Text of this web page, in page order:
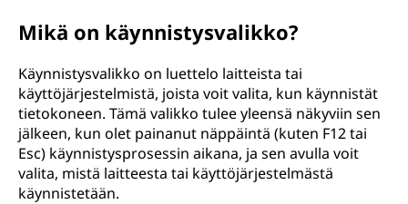
Mikä on käynnistysvalikko?
Käynnistysvalikko on luettelo laitteista tai
käyttöjärjestelmistä, joista voit valita, kun käynnistät
tietokoneen. Tämä valikko tulee yleensä näkyviin sen
jälkeen, kun olet painanut näppäintä (kuten F12 tai
Esc) käynnistysprosessin aikana, ja sen avulla voit
valita, mistä laitteesta tai käyttöjärjestelmästä
käynnistetään.